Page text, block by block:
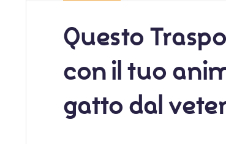
Questo
con il tuo
gatto dal